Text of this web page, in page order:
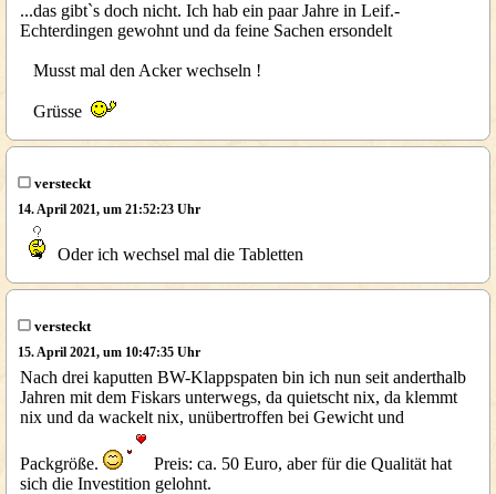
...das gibt`s doch nicht. Ich hab ein paar Jahre in Leif.-
Echterdingen gewohnt und da feine Sachen ersondelt
Musst mal den Acker wechseln !
Grüsse
versteckt
14. April 2021, um 21:52:23 Uhr
Oder ich wechsel mal die Tabletten
versteckt
15. April 2021, um 10:47:35 Uhr
Nach drei kaputten BW-Klappspaten bin ich nun seit anderthalb
Jahren mit dem Fiskars unterwegs, da quietscht nix, da klemmt
nix und da wackelt nix, unübertroffen bei Gewicht und
Packgröße.
Preis: ca. 50 Euro, aber für die Qualität hat
sich die Investition gelohnt.